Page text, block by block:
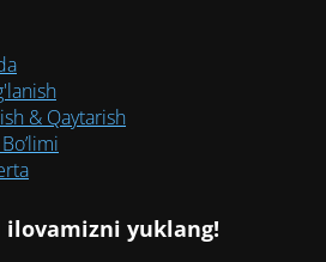
& Qaytarish
ilovamizni yuklang!